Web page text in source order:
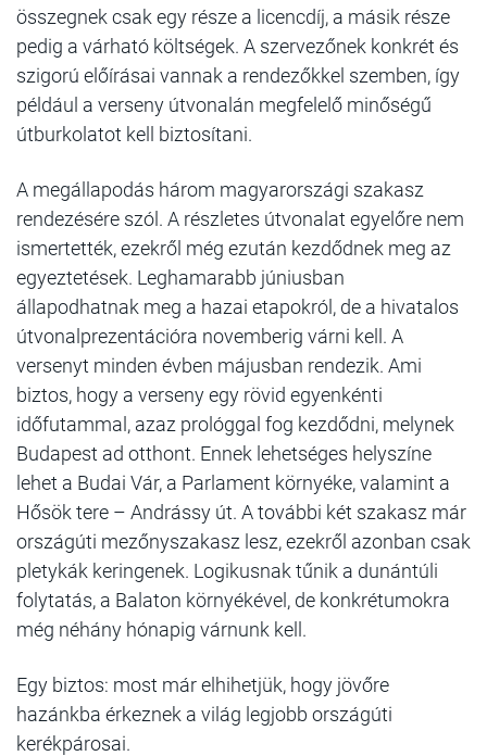
összegnek csak egy része a licencdíj, a másik része
pedig a várható költségek. A szervezőnek konkrét és
szigorú előírásai vannak a rendezőkkel szemben, így
például a verseny útvonalán megfelelő minőségű
útburkolatot kell biztosítani.
A megállapodás három magyarországi szakasz
rendezésére szól. A részletes útvonalat egyelőre nem
ismertették, ezekről még ezután kezdődnek meg az
egyeztetések. Leghamarabb júniusban
állapodhatnak meg a hazai etapokról, de a hivatalos
útvonalprezentációra novemberig várni kell. A
versenyt minden évben májusban rendezik. Ami
biztos, hogy a verseny egy rövid egyenkénti
időfutammal, azaz prológgal fog kezdődni, melynek
Budapest ad otthont. Ennek lehetséges helyszíne
lehet a Budai Vár, a Parlament környéke, valamint a
Hősök tere – Andrássy út. A további két szakasz már
országúti mezőnyszakasz lesz, ezekről azonban csak
pletykák keringenek. Logikusnak tűnik a dunántúli
folytatás, a Balaton környékével, de konkrétumokra
még néhány hónapig várnunk kell.
Egy biztos: most már elhihetjük, hogy jövőre
hazánkba érkeznek a világ legjobb országúti
kerékpárosai.